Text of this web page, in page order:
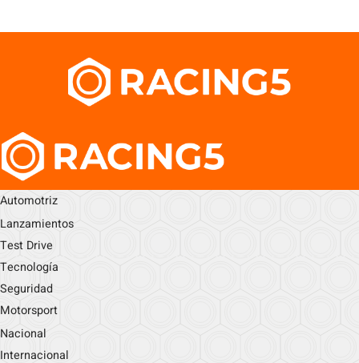
Automotriz
Lanzamientos
Test Drive
Tecnología
Seguridad
Motorsport
Nacional
Internacional